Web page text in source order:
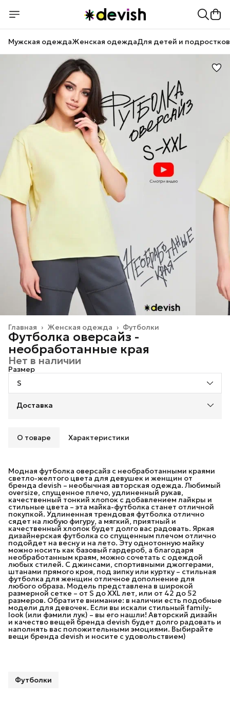
Мужская одеждаЖенская одеждаДля детей и подростков
Футболки
Женская одежда ›
Главная ›
Футболка оверсайз -
необработанные края
Нет в наличии
Размер
S
Доставка
О товаре Характеристики
Модная футболка оверсайз с необработанными краями
светло-желтого цвета для девушек и женщин от
бренда devish – необычная авторская одежда. Любимый
oversize, спущенное плечо, удлиненный рукав,
качественный тонкий хлопок с добавлением лайкры и
стильные цвета – эта майка-футболка станет отличной
покупкой. Удлиненная трендовая футболка отлично
сядет на любую фигуру, а мягкий, приятный и
качественный хлопок будет долго вас радовать. Яркая
дизайнерская футболка со спущенным плечом отлично
подойдет на весну и на лето. Эту однотонную майку
можно носить как базовый гардероб, а благодаря
необработанным краям, можно сочетать с одеждой
любых стилей. С джинсами, спортивными джоггерами,
штанами прямого кроя, под зипку или куртку – стильная
футболка для женщин отличное дополнение для
любого образа. Модель представлена в широкой
размерной сетке – от S до XXL лет, или от 42 до 52
размеров. Обратите внимание: в наличии есть подобные
модели для девочек. Если вы искали стильный family-
look (или фэмили лук) – вы его нашли! Авторский дизайн
и качество вещей бренда devish будет долго радовать и
наполнять вас положительными эмоциями. Выбирайте
вещи бренда devish и носите с удовольствием)
Футболки